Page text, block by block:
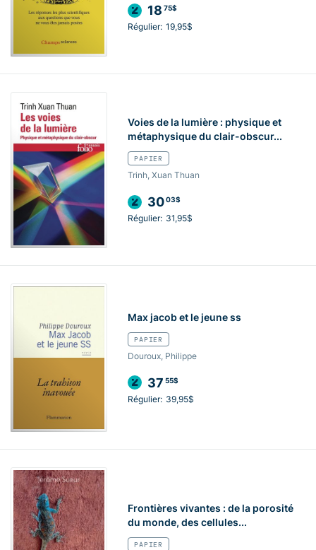
18 75$
Régulier: 19,95$
Voies de la lumière : physique et
métaphysique du clair-obscur...
PAPIER
Trinh, Xuan Thuan
3003$
Régulier: 31,95$
Max jacob et le jeune ss
PAPIER
Douroux, Philippe
37 55$
Régulier: 39,95$
Frontières vivantes : de la porosité
du monde, des cellules...
PAPIER